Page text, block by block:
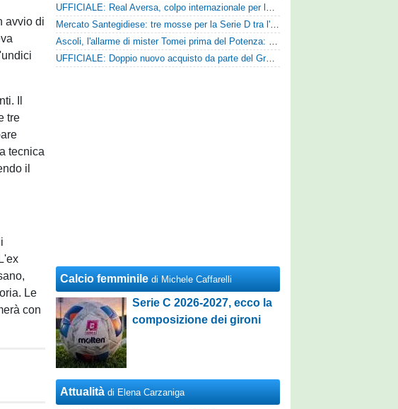
avvio di
Il
tre
tecnica
il
Le
con
UFFICIALE: Real Aversa, colpo internazionale per la difesa
Mercato Santegidiese: tre mosse per la Serie D tra l'ingaggio di Diakhate e due rinnovi chiave
Ascoli, l'allarme di mister Tomei prima del Potenza: «Mettiamoci l'elmetto, l'obiettivo è la salvezza e non dobbiamo vendere fumo!»
UFFICIALE: Doppio nuovo acquisto da parte del Grosseto
Calcio femminile di Michele Caffarelli
Serie C 2026-2027, ecco la
composizione dei gironi
Attualità di Elena Carzaniga